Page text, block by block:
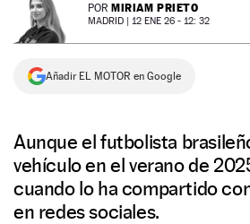
SÍGUENOS
POR MIRIAM PRIETO
MADRID | 12 ENE 26 - 12: 32
Añadir EL MOTOR en Google
Aunque el futbolista
vehículo en el verano de
cuando lo ha compartido
en redes sociales.